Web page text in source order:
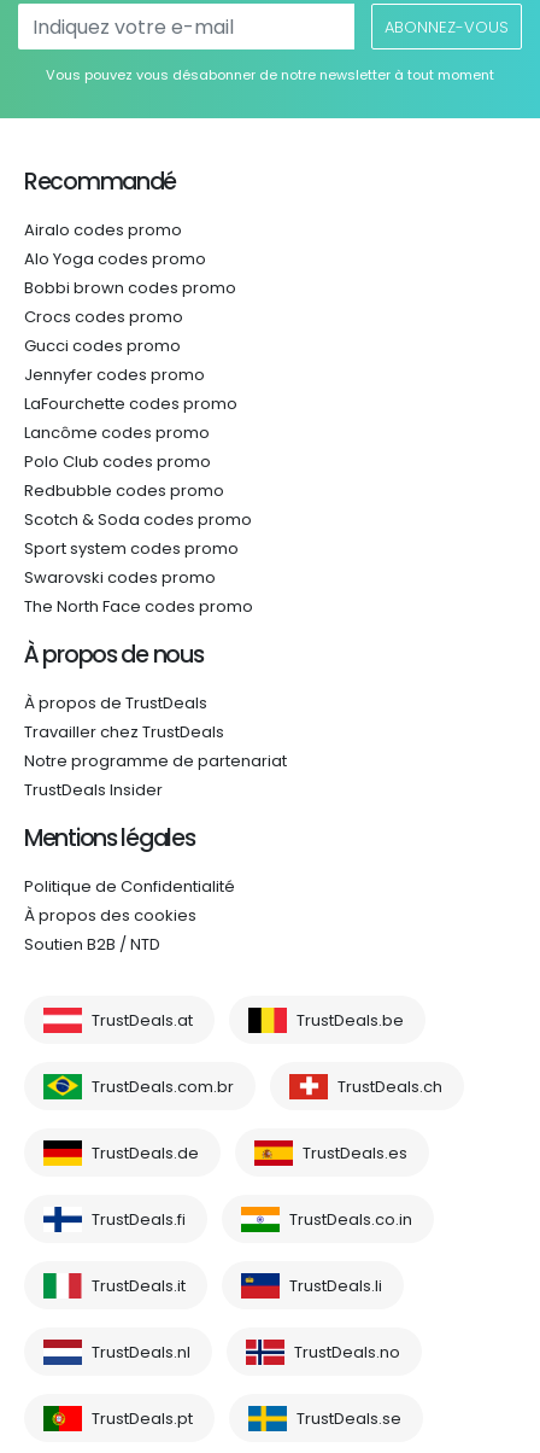
ABONNEZ-VOUS
Vous pouvez vous désabonner de notre newsletter à tout moment
Recommandé
Airalo codes promo
Alo Yoga codes promo
Bobbi brown codes promo
Crocs codes promo
Gucci codes promo
Jennyfer codes promo
LaFourchette codes promo
Lancôme codes promo
Polo Club codes promo
Redbubble codes promo
Scotch & Soda codes promo
Sport system codes promo
Swarovski codes promo
The North Face codes promo
À propos de nous
À propos de TrustDeals
Travailler chez TrustDeals
Notre programme de partenariat
TrustDeals Insider
Mentions légales
Politique de Confidentialité
À propos des cookies
Soutien B2B / NTD
TrustDeals.at TrustDeals.be
TrustDeals.com.br TrustDeals.ch
TrustDeals.de TrustDeals.es
TrustDeals.fi TrustDeals.co.in
TrustDeals.it TrustDeals.li
TrustDeals.nl TrustDeals.no
TrustDeals.pt TrustDeals.se